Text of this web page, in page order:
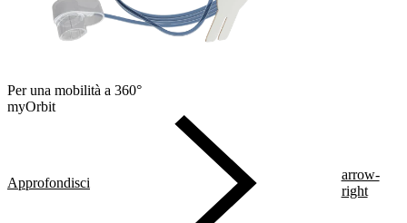
Per una mobilità a 360°
myOrbit
Approfondisci
arrow-
right